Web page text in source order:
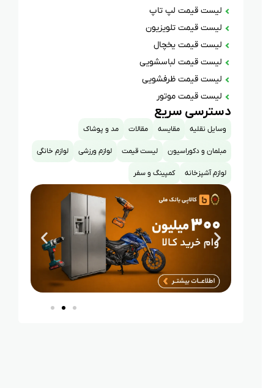
لیست قیمت لپ تاپ
لیست قیمت تلویزیون
لیست قیمت یخچال
لیست قیمت لباسشویی
لیست قیمت ظرفشویی
لیست قیمت موتور
دسترسی سریع
وسایل نقلیه مقایسه مقالات مد و پوشاک
مبلمان و دکوراسیون لیست قیمت لوازم ورزشی لوازم خانگی
لوازم آشپزخانه کمپینگ و سفر